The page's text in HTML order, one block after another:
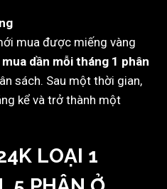
mua được miếng vàng
mua dần mỗi tháng 1 phân
sách. Sau một thời gian,
kể và trở thành một
LOẠI 1